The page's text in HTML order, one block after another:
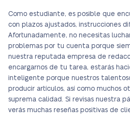
Como estudiante, es posible que
con plazos ajustados, instrucciones
Afortunadamente, no necesitas
problemas por tu cuenta porque
nuestra reputada empresa de
encargarnos de tu tarea, estarás
inteligente porque nuestros
producir artículos, así como muchos
suprema calidad. Si revisas nuestra
verás muchas reseñas positivas de